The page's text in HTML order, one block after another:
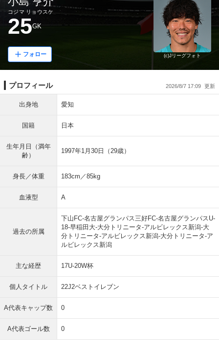
コジマ リョウスケ
25GK
フォロー (c)Jリーグフォト
プロフィール 2026/8/7 17:09
出身地 愛知
国籍 日本
生年月日（満年
齢）
1997年1月30日（29歳）
身長／体重 183cm／85kg
血液型 A
過去の所属
下山FC-名古屋グランパス三好FC-名古屋グランパスU-
18-早稲田大-大分トリニータ-アルビレックス新潟-大
分トリニータ-アルビレックス新潟-大分トリニータ-ア
ルビレックス新潟
主な経歴 17U-20W杯
個人タイトル 22J2ベストイレブン
A代表キャップ数 0
A代表ゴール数 0